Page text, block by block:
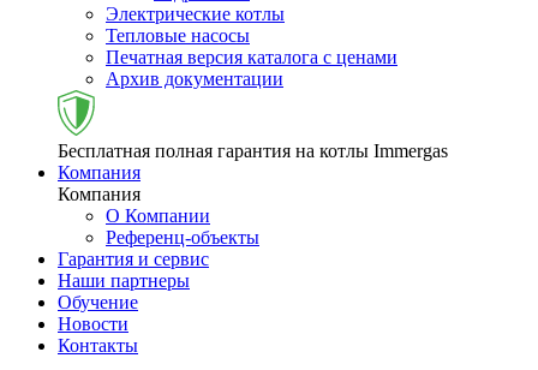
Электрические котлы
Тепловые насосы
Печатная версия каталога с ценами
Архив документации
Бесплатная полная гарантия на котлы Immergas
Компания
Компания
О Компании
Референц-объекты
Гарантия и сервис
Наши партнеры
Обучение
Новости
Контакты